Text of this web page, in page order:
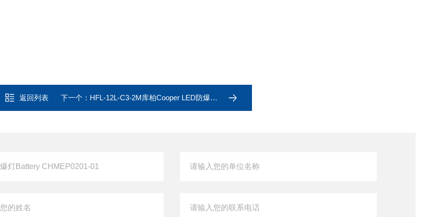
返回列表 下一个： HFL-12L-C3-2M库柏Cooper LED防爆泛光灯HFL-12L-C3-1M-16